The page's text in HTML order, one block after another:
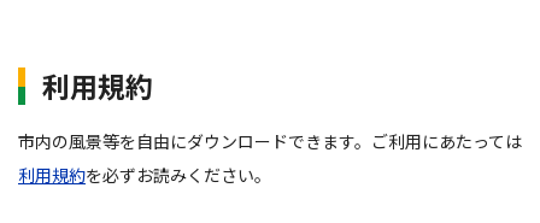
利用規約
市内の風景等を自由にダウンロードできます。ご利用にあたっては
利用規約を必ずお読みください。